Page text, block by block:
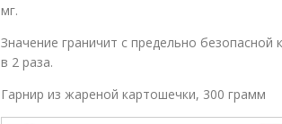
мг.
Значение граничит с предельно
в 2 раза.
Гарнир из жареной картошечки, 300 грамм